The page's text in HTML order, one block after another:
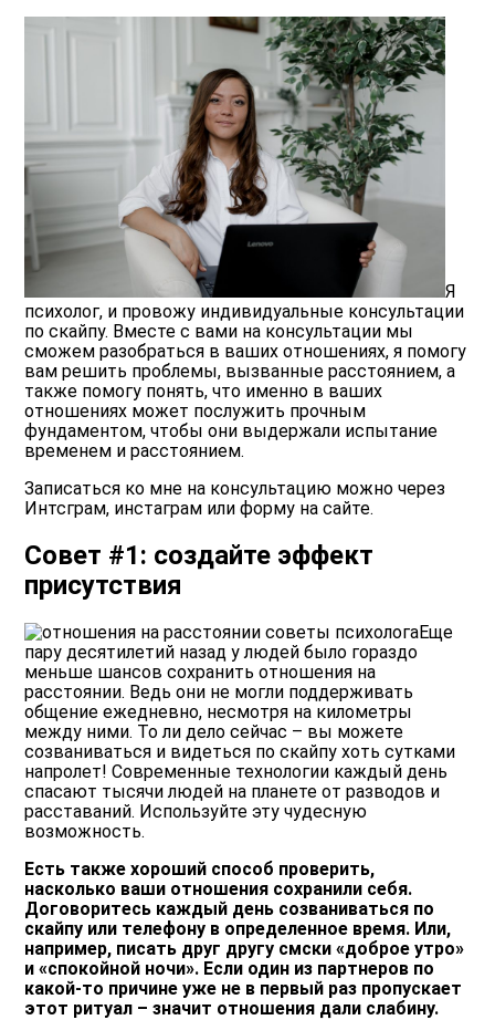
Я
психолог, и провожу индивидуальные консультации
по скайпу. Вместе с вами на консультации мы
сможем разобраться в ваших отношениях, я помогу
вам решить проблемы, вызванные расстоянием, а
также помогу понять, что именно в ваших
отношениях может послужить прочным
фундаментом, чтобы они выдержали испытание
временем и расстоянием.
Записаться ко мне на консультацию можно через
Интсграм, инстаграм или форму на сайте.
Совет #1: создайте эффект
присутствия
Еще
пару десятилетий назад у людей было гораздо
меньше шансов сохранить отношения на
расстоянии. Ведь они не могли поддерживать
общение ежедневно, несмотря на километры
между ними. То ли дело сейчас – вы можете
созваниваться и видеться по скайпу хоть сутками
напролет! Современные технологии каждый день
спасают тысячи людей на планете от разводов и
расставаний. Используйте эту чудесную
возможность.
Есть также хороший способ проверить,
насколько ваши отношения сохранили себя.
Договоритесь каждый день созваниваться по
скайпу или телефону в определенное время. Или,
например, писать друг другу смски «доброе утро»
и «спокойной ночи». Если один из партнеров по
какой-то причине уже не в первый раз пропускает
этот ритуал – значит отношения дали слабину.